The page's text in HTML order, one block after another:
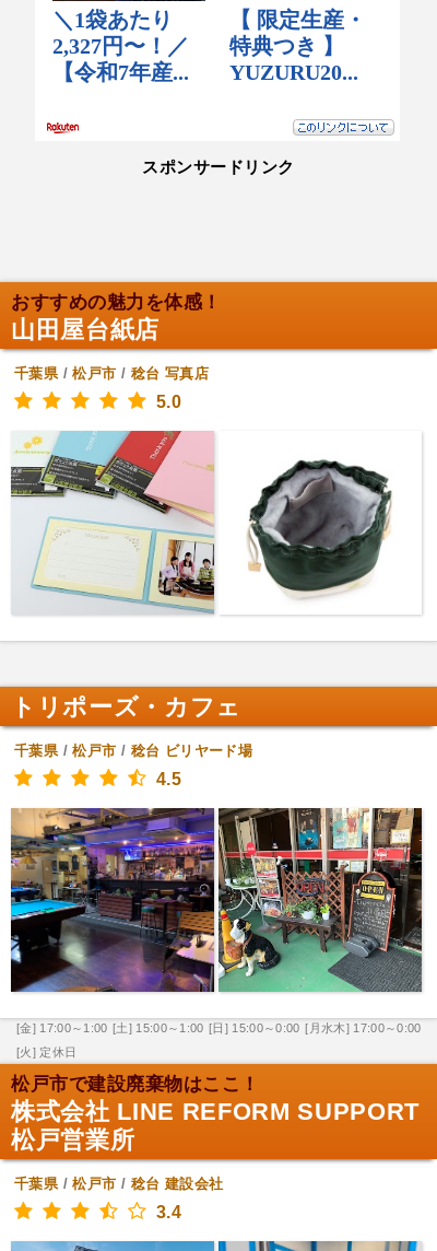
スポンサードリンク
おすすめの魅力を体感！
山田屋台紙店
千葉県/松戸市 / 稔台 写真店
5.0
トリポーズ・カフェ
千葉県/松戸市 / 稔台 ビリヤード場
4.5
[金] 17:00～1:00 [土] 15:00～1:00 [日] 15:00～0:00 [月水木] 17:00～0:00
[火] 定休日
松戸市で建設廃棄物はここ！
株式会社 LINE REFORM SUPPORT
松戸営業所
千葉県/松戸市 / 稔台 建設会社
3.4